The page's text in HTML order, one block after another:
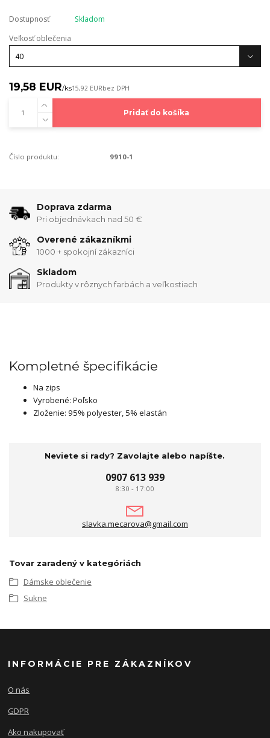
Dostupnosť
Skladom
Veľkosť oblečenia
19,58 EUR/ks15,92 EURbez DPH
Pridať do košíka
Číslo produktu: 9910-1
Doprava zdarma
Pri objednávkach nad 50 €
Overené zákazníkmi
1000 + spokojní zákazníci
Skladom
Produkty v rôznych farbách a veľkostiach
Kompletné špecifikácie
Na zips
Vyrobené: Poľsko
Zloženie: 95% polyester, 5% elastán
Neviete si rady? Zavolajte alebo napíšte.
0907 613 939
8:30 - 17:00
slavka.mecarova@gmail.com
Tovar zaradený v kategóriách
Dámske oblečenie
Sukne
INFORMÁCIE PRE ZÁKAZNÍKOV
O nás
GDPR
Ako nakupovať